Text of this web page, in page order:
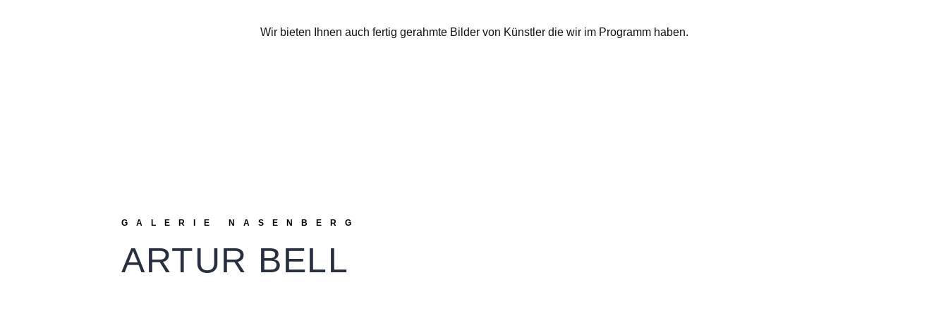
Wir bieten Ihnen auch fertig gerahmte Bilder von Künstler die wir im Programm haben.
GALERIE NASENBERG
ARTUR BELL